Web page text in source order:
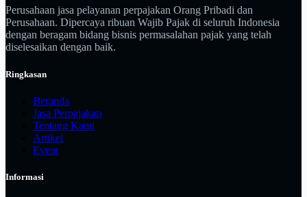
Perusahaan jasa pelayanan perpajakan Orang Pribadi dan
Perusahaan. Dipercaya ribuan Wajib Pajak di seluruh Indonesia
dengan beragam bidang bisnis permasalahan pajak yang telah
diselesaikan dengan baik.
Ringkasan
Beranda
Jasa Perpajakan
Tentang Kami
Artikel
Event
Informasi